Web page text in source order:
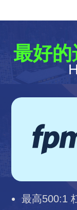
最好的
最高500:1